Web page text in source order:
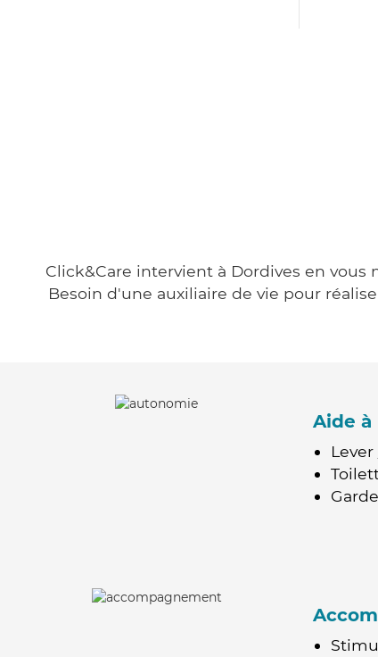
Click&Care intervient à Dordives en
Besoin d'une auxiliaire de vie pour
Aide